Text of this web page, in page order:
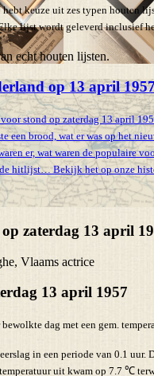
keuze uit zes typen houten
lijst wordt geleverd inclusief
echt houten lijsten.
op 13 april 1957
stond op zaterdag 13 april
een brood, wat er was op het
er, wat waren de populaire
hitlijst… Bekijk het op onze
zaterdag 13 april
Vlaams actrice
13 april 1957
dag met een gem.
in een periode van 0.1 uur.
uit kwam op 7.7 ℃